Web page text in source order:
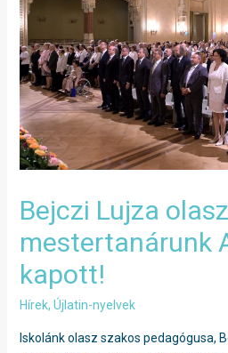
Bejczi Lujza
mestertanárunk
kapott!
Hírek, Újlatin-nyelvek
Iskolánk olasz szakos pedagógusa,